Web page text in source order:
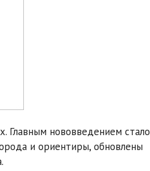
Главным нововведением стало
и ориентиры, обновлены